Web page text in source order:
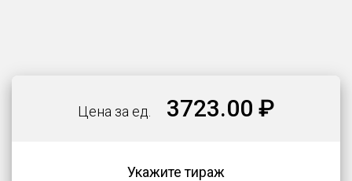
Цена за ед. 3723.00 ₽
Укажите тираж